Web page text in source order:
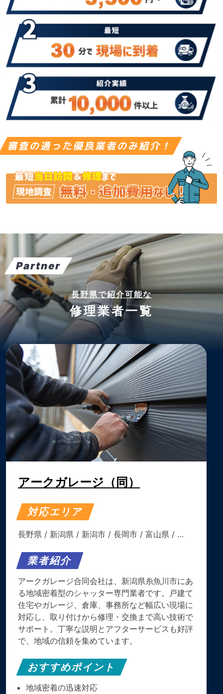
審査の通った優良業者のみ紹介！
Partner
長野県で紹介可能な
修理業者一覧
アークガレージ（同）
対応エリア
長野県 / 新潟県 / 新潟市 / 長岡市 / 富山県 / …
業者紹介
アークガレージ合同会社は、新潟県糸魚川市にあ
る地域密着型のシャッター専門業者です。戸建て
住宅やガレージ、倉庫、事務所など幅広い現場に
対応し、取り付けから修理・交換まで高い技術で
サポート。丁寧な説明とアフターサービスも好評
で、地域の信頼を集めています。
おすすめポイント
地域密着の迅速対応